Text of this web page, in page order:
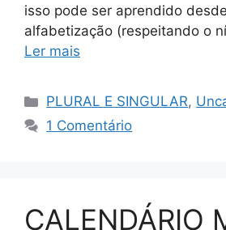
isso pode ser aprendido
alfabetização (respeitando o
Ler mais
PLURAL E SINGULAR,
1 Comentário
CALENDÁRIO